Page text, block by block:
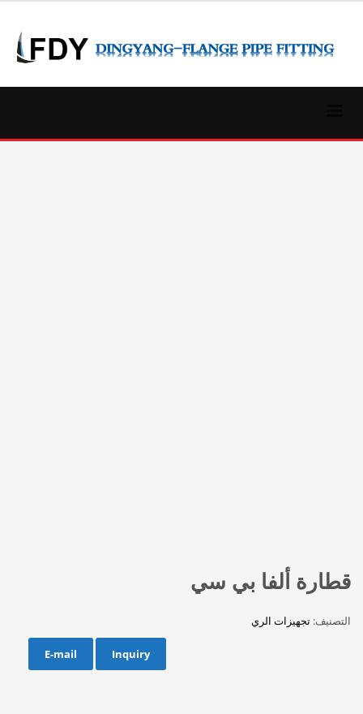
قطارة ألفا بي سي
التصنيف: تجهيزات الري
Inquiry
E-mail